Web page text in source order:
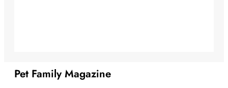
Pet Family Magazine